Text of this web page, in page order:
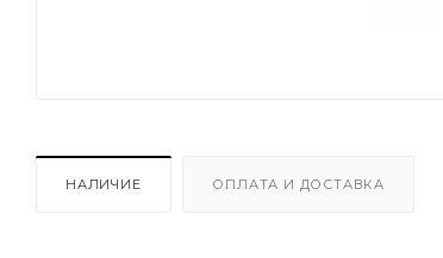
НАЛИЧИЕ ОПЛАТА И ДОСТАВКА